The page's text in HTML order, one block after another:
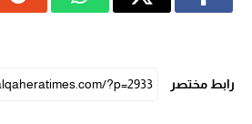
رابط مختصر